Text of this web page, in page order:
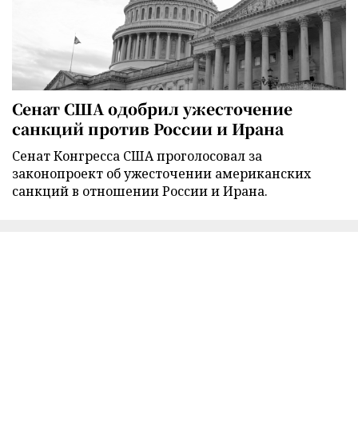
Сенат США одобрил ужесточение
санкций против России и Ирана
Сенат Конгресса США проголосовал за
законопроект об ужесточении американских
санкций в отношении России и Ирана.